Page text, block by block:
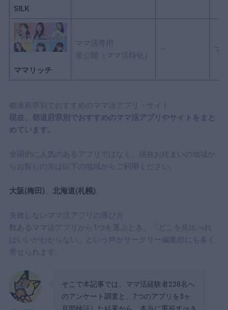
SILK
ママリッチ
ママ活専用
非公開（ママ活特化）
– マ
都道府県別でおすすめのママ活アプリ・サイト
現在、都道府県別でおすすめのママ活アプリやサイトをまと
めています。
全国的に人気のあるアプリではなく、現在お住まいの地域か
らお探しの方は以下の地域からご利用ください。
大阪(梅田) 、北海道(札幌)
失敗しないママ活アプリの選び方
数あるママ活アプリから1つを選ぶとき、「どこを見比べれ
ばいいかわからない」という声がサークリー編集部にも多く
寄せられます。
そこで本記事では、ママ活経験者238名へ
のアンケート調査と、7つのアプリを3ヶ
月間検証した結果から、本当に重視すべき